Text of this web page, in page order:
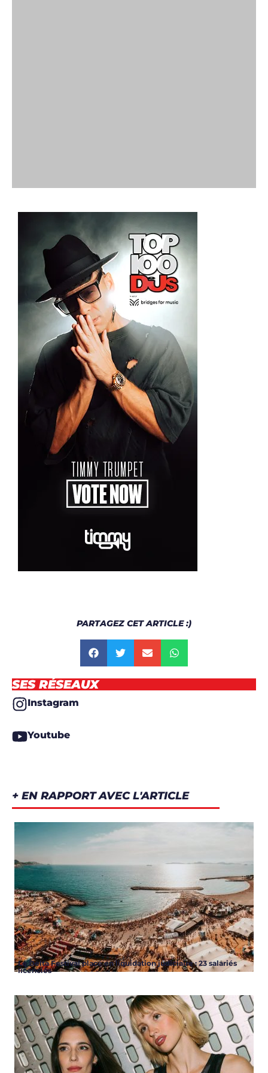
Le Delta Festival placé en liquidation judiciaire : 23 salariés
licenciés
Amelie Lens et Angèle dévoilent « run », l’unique collaboration
Après l’IBOAT, UBLO veut écrire une nouvelle page à Bordeaux
ARTICLES,EVENT,
NEWS
FESTIVALS
Le Delta Festival placé en
liquidation judiciaire : 23 salariés